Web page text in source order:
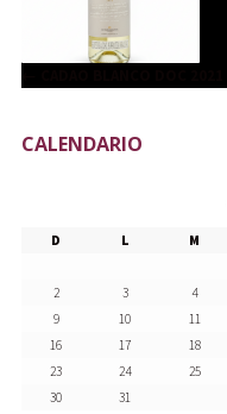
CALENDARIO
D L M
2
3 4
9
10 11
16
17 18
23
24 25
30
31